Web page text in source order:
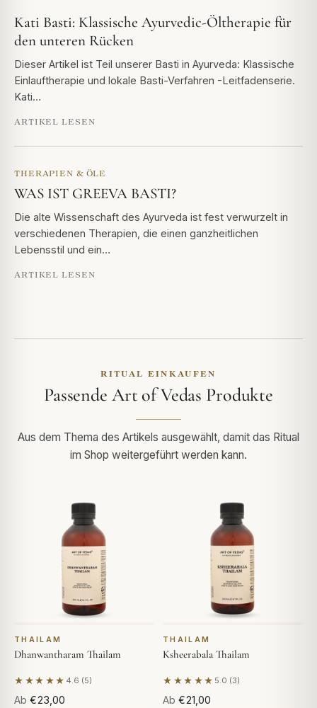
Kati Basti: Klassische Ayurvedic-Öltherapie für
den unteren Rücken
Dieser Artikel ist Teil unserer Basti in Ayurveda: Klassische
Einlauftherapie und lokale Basti-Verfahren -Leitfadenserie.
Kati…
ARTIKEL LESEN
THERAPIEN & ÖLE
WAS IST GREEVA BASTI?
Die alte Wissenschaft des Ayurveda ist fest verwurzelt in
verschiedenen Therapien, die einen ganzheitlichen
Lebensstil und ein…
ARTIKEL LESEN
RITUAL EINKAUFEN
Passende Art of Vedas Produkte
Aus dem Thema des Artikels ausgewählt, damit das Ritual
im Shop weitergeführt werden kann.
THAILAM
Dhanwantharam Thailam
★★★★★ 4.6 (5)
Basierend auf 5 Bewertungen
Ab €23,00
THAILAM
Ksheerabala Thailam
★★★★★ 5.0 (3)
Basierend auf 3
Ab €21,00